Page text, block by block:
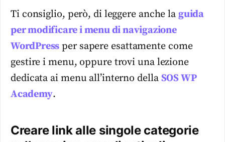
Ti consiglio, però, di leggere anche la guida
per modificare i menu di navigazione
WordPress per sapere esattamente come
gestire i menu, oppure trovi una lezione
dedicata ai menu all’interno della SOS WP
Academy.
Creare link alle singole categorie